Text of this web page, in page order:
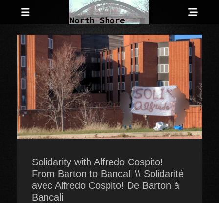
North Shore
Counter-Info
Anarchist and Anti-Authoritarian News across Canada
Solidarity with Alfredo Cospito!
From Barton to Bancali \\ Solidarité
avec Alfredo Cospito! De Barton à
Bancali